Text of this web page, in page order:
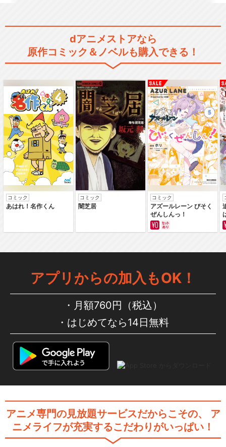
【昼公演】「七つの大罪FES
BLUE SKY…
【夜公演】「七つの大罪FES
HOT SUMM…
七つの大罪 黙示録の四騎士
閉じる
dアニメストアなら
原作コミック＆ノベルも購入できる！
コミック
あはれ！名作くん
コミック
闇芝居
コミック
アズールレーン びそく
ぜんしんっ！
アプリからの加入もOK！
月額760円（税込）
はじめてなら14日無料
アニメ専門の見放題サービスだからこその、
ア
ニメライフが充実するこだわりがいっぱい！